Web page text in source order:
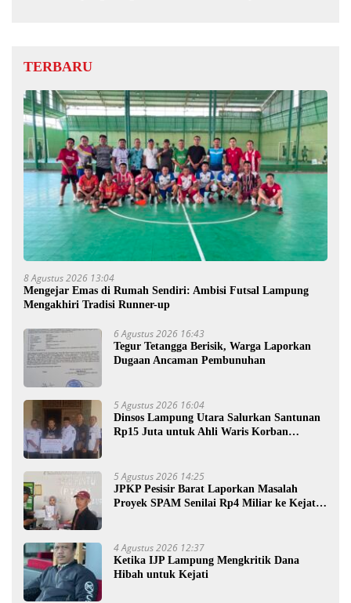
TERBARU
8 Agustus 2026 13:04
Mengejar Emas di Rumah Sendiri: Ambisi Futsal Lampung
Mengakhiri Tradisi Runner-up
6 Agustus 2026 16:43
Tegur Tetangga Berisik, Warga Laporkan
Dugaan Ancaman Pembunuhan
5 Agustus 2026 16:04
Dinsos Lampung Utara Salurkan Santunan
Rp15 Juta untuk Ahli Waris Korban
5 Agustus 2026 14:25
JPKP Pesisir Barat Laporkan Masalah
Proyek SPAM Senilai Rp4 Miliar ke Kejati
4 Agustus 2026 12:37
Ketika IJP Lampung Mengkritik Dana
Hibah untuk Kejati